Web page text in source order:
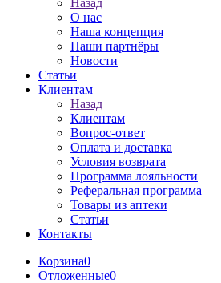
Назад
О нас
Наша концепция
Наши партнёры
Новости
Статьи
Клиентам
Назад
Клиентам
Вопрос-ответ
Оплата и доставка
Условия возврата
Программа лояльности
Реферальная программа
Товары из аптеки
Статьи
Контакты
Корзина0
Отложенные0